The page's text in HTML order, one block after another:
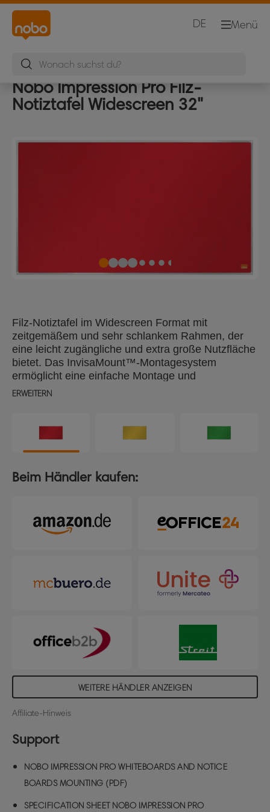
Menü
DE
Nobo Impression Pro Filz-
Notiztafel Widescreen 32"
Filz-Notiztafel im Widescreen Format mit
zeitgemäßem und sehr schlankem Rahmen, der
eine leicht zugängliche und extra große Nutzfläche
bietet. Das InvisaMount™-Montagesystem
ermöglicht eine einfache Montage und
verschwindet unsichtbar hinter der Notiztafel. Die
32" / 40 x 71 cm.
ERWEITERN
Beim Händler kaufen:
WEITERE HÄNDLER ANZEIGEN
Affiliate-Hinweis
Support
NOBO IMPRESSION PRO WHITEBOARDS AND NOTICE
BOARDS MOUNTING (PDF)
SPECIFICATION SHEET NOBO IMPRESSION PRO